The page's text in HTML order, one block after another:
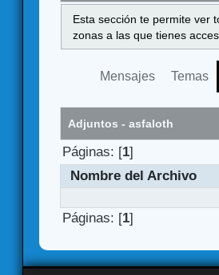
Esta sección te permite ver
zonas a las que tienes
Mensajes Temas
Adjuntos - asfaloth
Páginas: [1]
Nombre del Archivo
Páginas: [1]